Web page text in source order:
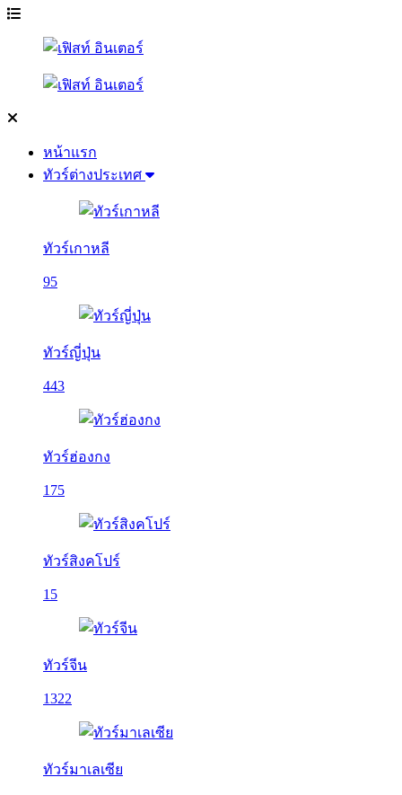
หน้าแรก
ทัวร์ต่างประเทศ
ทัวร์เกาหลี
95
ทัวร์ญี่ปุ่น
443
ทัวร์ฮ่องกง
175
ทัวร์สิงคโปร์
15
ทัวร์จีน
1322
ทัวร์มาเลเซีย